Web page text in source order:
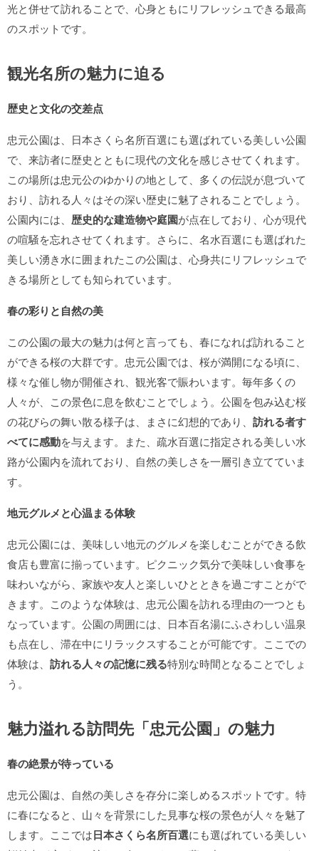
光と併せて訪れることで、心身ともにリフレッシュできる最高
のスポットです。
観光名所の魅力に迫る
歴史と文化の交差点
忠元公園は、日本さくら名所百選にも選ばれている美しい公園
で、来訪者に歴史とともに現代の文化を感じさせてくれます。
この場所は忠元公のゆかりの地として、多くの伝説が息づいて
おり、訪れる人々はその深い歴史に魅了されることでしょう。
公園内には、 歴史的な建造物や庭園が点在しており、心が現代
の喧騒を忘れさせてくれます。さらに、名水百選にも選ばれた
美しい湧き水に囲まれたこの公園は、心身共にリフレッシュで
きる場所としても知られています。
春の彩りと自然の美
この公園の最大の魅力は何と言っても、春になれば訪れること
ができる桜の大群です。忠元公園では、桜が満開になる頃に、
様々な催し物が開催され、観光客で賑わいます。毎年多くの
人々が、この景色に息を飲むことでしょう。公園を包み込む桜
の花びらの舞い散る様子は、まさに幻想的であり、 訪れる者す
べてに感動を与えます。また、疏水百選に指定される美しい水
路が公園内を流れており、自然の美しさを一層引き立てていま
す。
地元グルメと心温まる体験
忠元公園には、美味しい地元のグルメを楽しむことができる飲
食店も豊富に揃っています。ピクニック気分で美味しい食事を
味わいながら、家族や友人と楽しいひとときを過ごすことがで
きます。このような体験は、忠元公園を訪れる理由の一つとも
なっています。公園の周囲には、日本百名湯にふさわしい温泉
も点在し、滞在中にリラックスすることが可能です。ここでの
体験は、 訪れる人々の記憶に残る特別な時間となることでしょ
う。
魅力溢れる訪問先「忠元公園」の魅力
春の絶景が待っている
忠元公園は、自然の美しさを存分に楽しめるスポットです。特
に春になると、山々を背景にした見事な桜の景色が人々を魅了
します。ここでは日本さくら名所百選にも選ばれている美しい